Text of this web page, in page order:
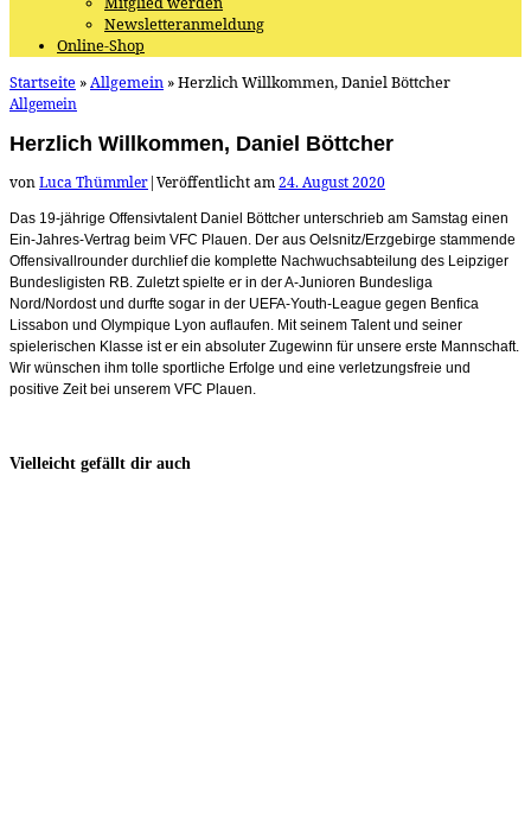
Newsletteranmeldung
Online-Shop
Startseite »Allgemein »Herzlich Willkommen, Daniel Böttcher
Allgemein
Herzlich Willkommen, Daniel Böttcher
vonLuca Thümmler|Veröffentlicht am24. August 2020
Das 19-jährige Offensivtalent Daniel Böttcher unterschrieb am Samstag einen
Ein-Jahres-Vertrag beim VFC Plauen. Der aus Oelsnitz/Erzgebirge stammende
Offensivallrounder durchlief die komplette Nachwuchsabteilung des Leipziger
Bundesligisten RB. Zuletzt spielte er in der A-Junioren Bundesliga
Nord/Nordost und durfte sogar in der UEFA-Youth-League gegen Benfica
Lissabon und Olympique Lyon auflaufen. Mit seinem Talent und seiner
spielerischen Klasse ist er ein absoluter Zugewinn für unsere erste Mannschaft.
Wir wünschen ihm tolle sportliche Erfolge und eine verletzungsfreie und
positive Zeit bei unserem VFC Plauen.
Vielleicht gefällt dir auch